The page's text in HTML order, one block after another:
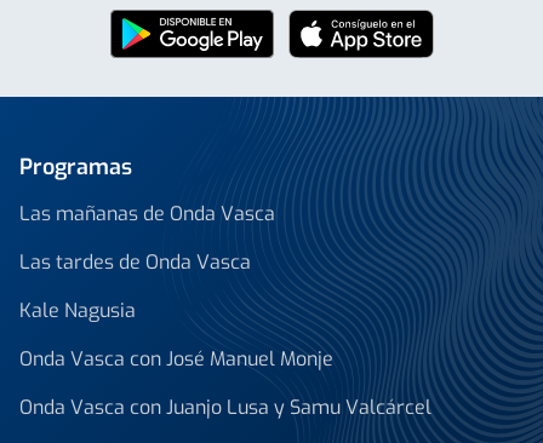
Programas
Las mañanas de Onda Vasca
Las tardes de Onda Vasca
Kale Nagusia
Onda Vasca con José Manuel Monje
Onda Vasca con Juanjo Lusa y Samu Valcárcel